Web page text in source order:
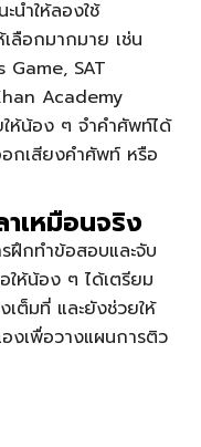
นำให้ลองใช้
ลือกมากมาย เช่น
Game, SAT
Academy
ให้น้อง ๆ จำคำศัพท์ได้
กเสียงคำศัพท์ หรือ
เหมือนจริง
กทำข้อสอบและจับ
ให้น้อง ๆ ได้เตรียม
ต็มที่ และยังช่วยให้
งเพื่อวางแผนการติว